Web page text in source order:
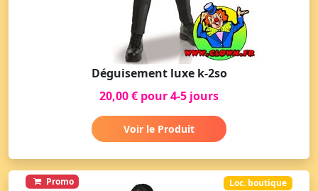
Déguisement luxe k-2so
20,00 € pour 4-5 jours
Voir le Produit
Promo Loc. boutique